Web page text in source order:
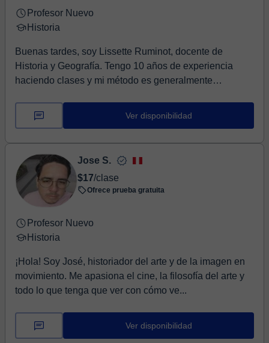
Profesor Nuevo
Historia
Buenas tardes, soy Lissette Ruminot, docente de
Historia y Geografía. Tengo 10 años de experiencia
haciendo clases y mi método es generalmente
entienden el contenido. Por lo tanto, desarrollo la parte
teórica, pero también actividades prácticas para evaluar
Ver disponibilidad
Jose S.
$17/clase
Ofrece prueba gratuita
Profesor Nuevo
Historia
¡Hola! Soy José, historiador del arte y de la imagen en
movimiento. Me apasiona el cine, la filosofía del arte y
todo lo que tenga que ver con cómo ve...
Ver disponibilidad